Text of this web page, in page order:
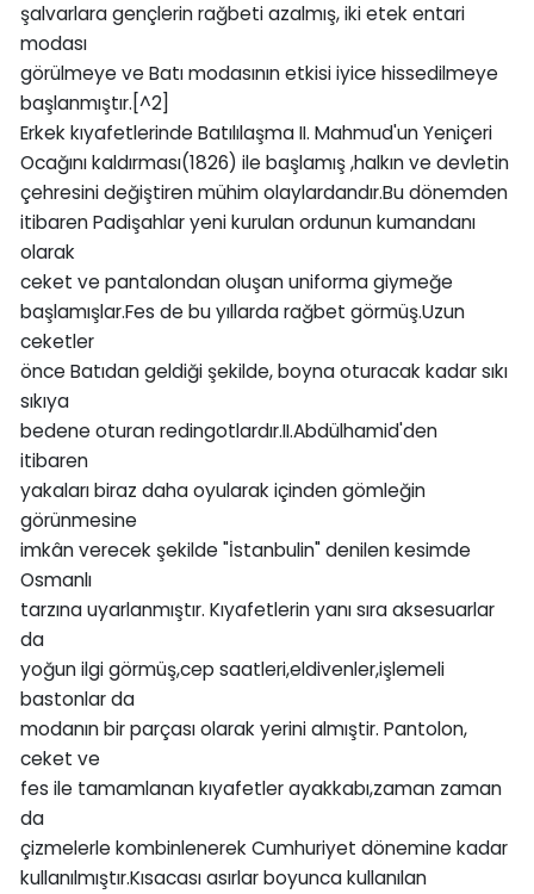
şalvarlara gençlerin rağbeti azalmış, iki etek entari
modası
görülmeye ve Batı modasının etkisi iyice hissedilmeye
başlanmıştır.[^2]
Erkek kıyafetlerinde Batılılaşma II. Mahmud'un Yeniçeri
Ocağını kaldırması(1826) ile başlamış ,halkın ve devletin
çehresini değiştiren mühim olaylardandır.Bu dönemden
itibaren Padişahlar yeni kurulan ordunun kumandanı
olarak
ceket ve pantalondan oluşan uniforma giymeğe
başlamışlar.Fes de bu yıllarda rağbet görmüş.Uzun
ceketler
önce Batıdan geldiği şekilde, boyna oturacak kadar sıkı
sıkıya
bedene oturan redingotlardır.II.Abdülhamid'den
itibaren
yakaları biraz daha oyularak içinden gömleğin
görünmesine
imkân verecek şekilde "İstanbulin" denilen kesimde
Osmanlı
tarzına uyarlanmıştır. Kıyafetlerin yanı sıra aksesuarlar
da
yoğun ilgi görmüş,cep saatleri,eldivenler,işlemeli
bastonlar da
modanın bir parçası olarak yerini almıştir. Pantolon,
ceket ve
fes ile tamamlanan kıyafetler ayakkabı,zaman zaman
da
çizmelerle kombinlenerek Cumhuriyet dönemine kadar
kullanılmıştır.Kısacası asırlar boyunca kullanılan